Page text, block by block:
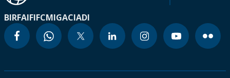
BIRFAIFIFCMIGACIADI